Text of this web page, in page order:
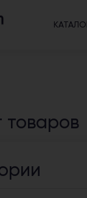
КАТАЛОГ
товаров